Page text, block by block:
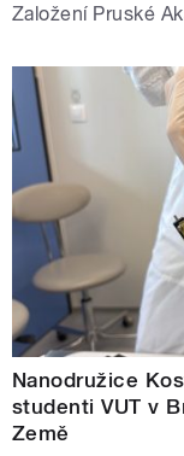
Založení Pruské
Nanodružice
studenti VUT v
Země